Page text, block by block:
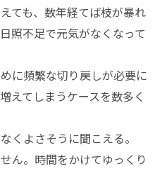
ても、数年経てば枝が暴れ
照不足で元気がなくなって
に頻繁な切り戻しが必要に
えてしまうケースを数多く
くよさそうに聞こえる。
ん。時間をかけてゆっくり